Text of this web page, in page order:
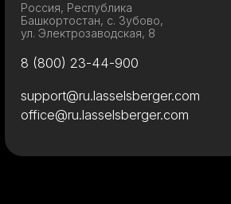
Россия, Республика
Башкортостан, с. Зубово,
ул. Электрозаводская, 8
8 (800) 23-44-900
support@ru.lasselsberger.com
office@ru.lasselsberger.com